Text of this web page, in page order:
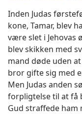
Inden Judas
kone, Tamar, blev
være slet i Jehovas
blev skikken med
mand døde uden
bror gifte sig med
Men Judas anden
forpligtelse til at få
Gud straffede ham